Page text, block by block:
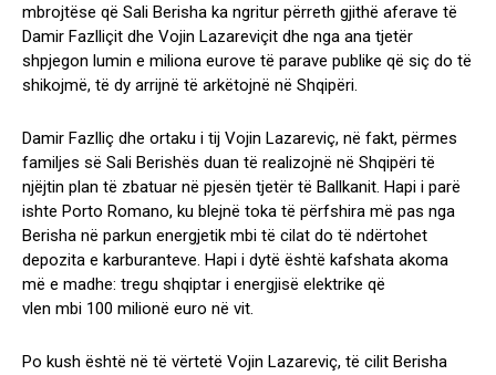
mbrojtëse që Sali Berisha ka ngritur përreth gjithë aferave të
Damir Fazlliçit dhe Vojin Lazareviçit dhe nga ana tjetër
shpjegon lumin e miliona eurove të parave publike që siç do të
shikojmë, të dy arrijnë të arkëtojnë në Shqipëri.
Damir Fazlliç dhe ortaku i tij Vojin Lazareviç, në fakt, përmes
familjes së Sali Berishës duan të realizojnë në Shqipëri të
njëjtin plan të zbatuar në pjesën tjetër të Ballkanit. Hapi i parë
ishte Porto Romano, ku blejnë toka të përfshira më pas nga
Berisha në parkun energjetik mbi të cilat do të ndërtohet
depozita e karburanteve. Hapi i dytë është kafshata akoma
më e madhe: tregu shqiptar i energjisë elektrike që
vlen mbi 100 milionë euro në vit.
Po kush është në të vërtetë Vojin Lazareviç, të cilit Berisha